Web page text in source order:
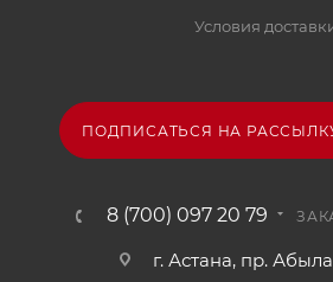
Условия
ПОДПИСАТЬСЯ НА
8 (700) 097 20 79
г. Астана, пр.